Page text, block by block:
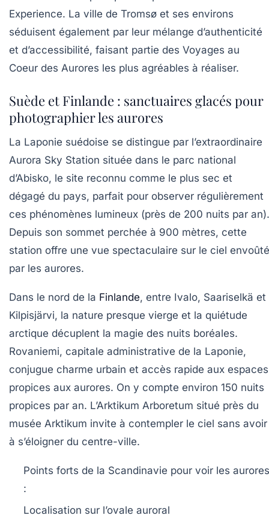
Experience. La ville de Tromsø et ses environs
séduisent également par leur mélange d’authenticité
et d’accessibilité, faisant partie des Voyages au
Coeur des Aurores les plus agréables à réaliser.
Suède et Finlande : sanctuaires glacés pour
photographier les aurores
La Laponie suédoise se distingue par l’extraordinaire
Aurora Sky Station située dans le parc national
d’Abisko, le site reconnu comme le plus sec et
dégagé du pays, parfait pour observer régulièrement
ces phénomènes lumineux (près de 200 nuits par an).
Depuis son sommet perchée à 900 mètres, cette
station offre une vue spectaculaire sur le ciel envoûté
par les aurores.
Dans le nord de la Finlande, entre Ivalo, Saariselkä et
Kilpisjärvi, la nature presque vierge et la quiétude
arctique décuplent la magie des nuits boréales.
Rovaniemi, capitale administrative de la Laponie,
conjugue charme urbain et accès rapide aux espaces
propices aux aurores. On y compte environ 150 nuits
propices par an. L’Arktikum Arboretum situé près du
musée Arktikum invite à contempler le ciel sans avoir
à s’éloigner du centre-ville.
Points forts de la Scandinavie pour voir les aurores
:
Localisation sur l’ovale auroral